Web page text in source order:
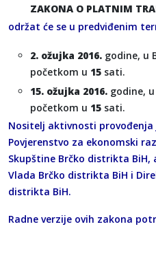
ZAKONA O PLATNIM
održat će se u predviđenim
2. ožujka 2016. godine, u
početkom u 15 sati.
15. ožujka 2016. godine,
početkom u 15 sati.
Nositelj aktivnosti provođenja
Povjerenstvo za ekonomski
Skupštine Brčko distrikta
Vlada Brčko distrikta BiH i
distrikta BiH.
Radne verzije ovih zakona